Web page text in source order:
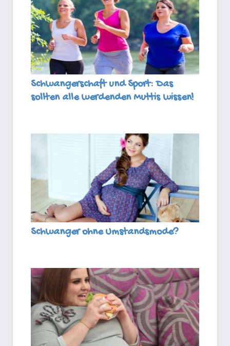
Schwangerschaft und Sport: Das
sollten alle werdenden Muttis wissen!
Schwanger ohne Umstandsmode?